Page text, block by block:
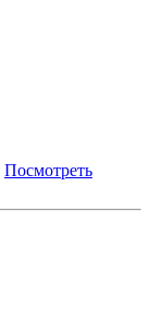
Посмотреть